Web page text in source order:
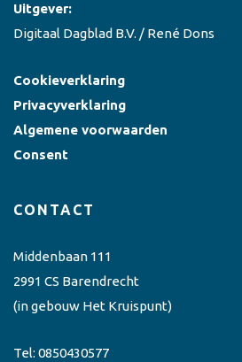
Uitgever:
Digitaal Dagblad B.V. / René Dons
Cookieverklaring
Privacyverklaring
Algemene voorwaarden
Consent
CONTACT
Middenbaan 111
2991 CS Barendrecht
(in gebouw Het Kruispunt)
Tel: 0850430577